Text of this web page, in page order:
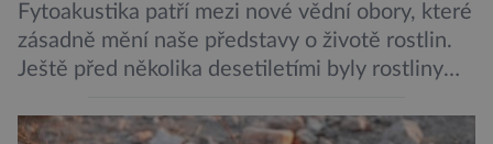
Fytoakustika patří mezi nové vědní obory, které
zásadně mění naše představy o životě rostlin.
Ještě před několika desetiletími byly rostliny
pouze reagují na změny prostředí. Moderní